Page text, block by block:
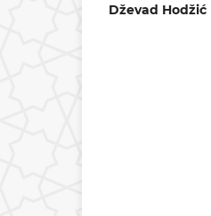
Dževad Hodžić